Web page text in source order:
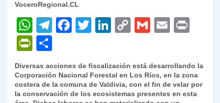
VoceroRegional.CL
W
h
at
s
A
T
gr
a
F
e
b
T
er
Li
e
dI
C
y
Li
G
l
E
l
P
nt
Fr
o
m
p
Diversas acciones de fiscalización está desarrollando la
Corporación Nacional Forestal en Los Ríos, en la zona
costera de la comuna de Valdivia, con el fin de velar por
la conservación de los ecosistemas presentes en esta